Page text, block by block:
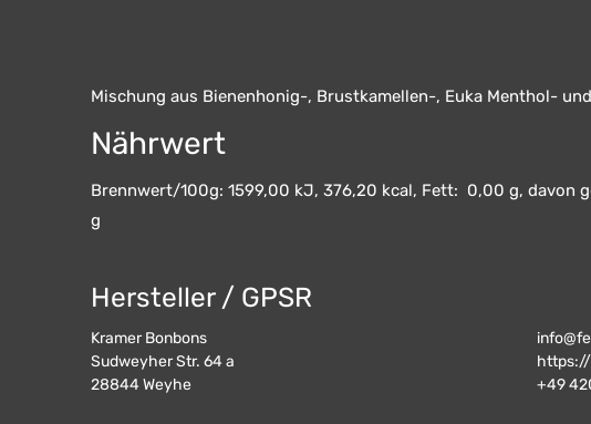
Mischung aus Bienenhonig-, Brustkamellen-, Euka Menthol-
Nährwert
Brennwert/100g: 1599,00 kJ, 376,20 kcal, Fett: 0,00 g, davon
g
Hersteller / GPSR
Kramer Bonbons
Sudweyher Str. 64 a
28844Weyhe
+49